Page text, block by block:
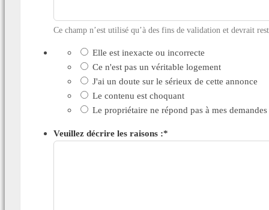
Ce champ n’est utilisé qu’à des fins de validation et devrait
Elle est inexacte ou incorrecte
Ce n'est pas un véritable logement
J'ai un doute sur le sérieux de cette annonce
Le contenu est choquant
Le propriétaire ne répond pas à mes demandes
Veuillez décrire les raisons :*